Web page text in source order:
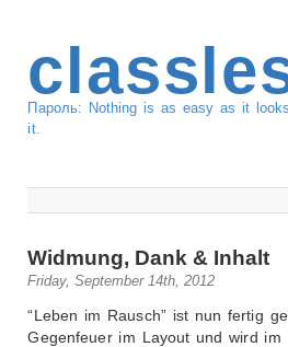
Пароль: Nothing is as easy as it
it.
Widmung, Dank & Inhalt
Friday, September 14th, 2012
“Leben im Rausch” ist nun fertig
Gegenfeuer im Layout und wird